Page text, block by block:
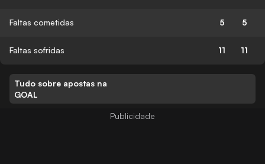
Faltas cometidas 5 5
Faltas sofridas 11 11
Tudo sobre apostas na
GOAL